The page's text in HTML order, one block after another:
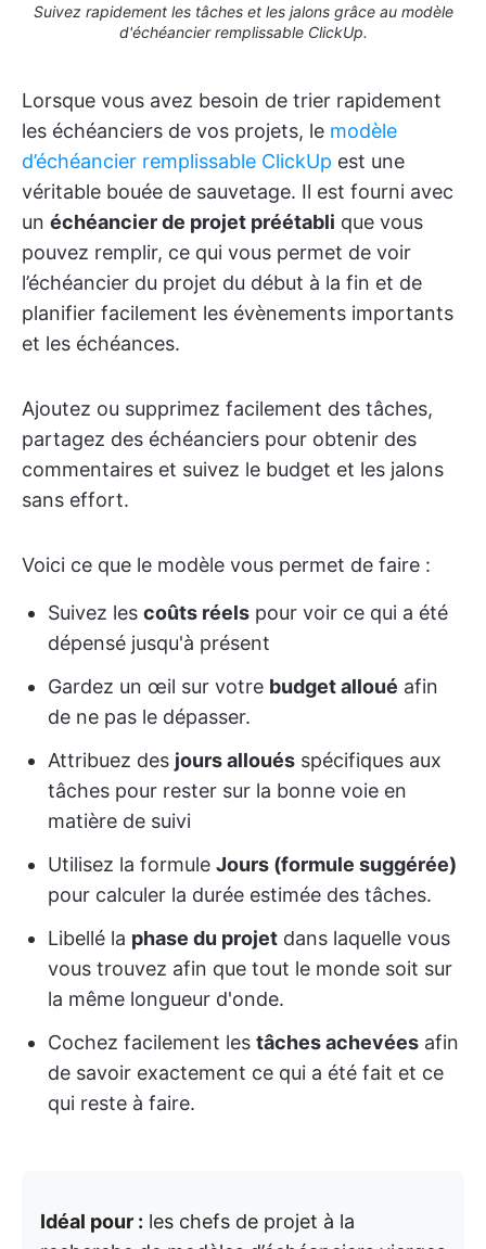
Suivez rapidement les tâches et les jalons grâce au modèle
d'échéancier remplissable ClickUp.
Lorsque vous avez besoin de trier rapidement
les échéanciers de vos projets, le modèle
d’échéancier remplissable ClickUp est une
véritable bouée de sauvetage. Il est fourni avec
un échéancier de projet préétabli que vous
pouvez remplir, ce qui vous permet de voir
l’échéancier du projet du début à la fin et de
planifier facilement les évènements importants
et les échéances.
Ajoutez ou supprimez facilement des tâches,
partagez des échéanciers pour obtenir des
commentaires et suivez le budget et les jalons
sans effort.
Voici ce que le modèle vous permet de faire :
Suivez les coûts réels pour voir ce qui a été
dépensé jusqu'à présent
Gardez un œil sur votre budget alloué afin
de ne pas le dépasser.
Attribuez des jours alloués spécifiques aux
tâches pour rester sur la bonne voie en
matière de suivi
Utilisez la formule Jours (formule suggérée)
pour calculer la durée estimée des tâches.
Libellé la phase du projet dans laquelle vous
vous trouvez afin que tout le monde soit sur
la même longueur d'onde.
Cochez facilement les tâches achevées afin
de savoir exactement ce qui a été fait et ce
qui reste à faire.
Idéal pour : les chefs de projet à la